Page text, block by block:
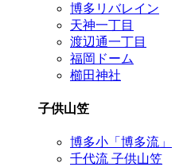
博多リバレイン
天神一丁目
渡辺通一丁目
福岡ドーム
櫛田神社
子供山笠
博多小「博多流」
千代流 子供山笠